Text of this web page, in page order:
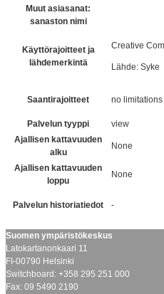
Muut asiasanat:
sanaston nimi
Käyttörajoitteet ja
lähdemerkintä
Creative
Lähde: Syke
Saantirajoitteet no limitations
Palvelun tyyppi
view
Ajallisen kattavuuden
alku
None
Ajallisen kattavuuden
loppu
None
Palvelun historiatiedot -
Suomen ympäristökeskus
Latokartanonkaari 11
FI-00790 Helsinki
Switchboard: +358 295 251 000
Fax: 09 5490 2190